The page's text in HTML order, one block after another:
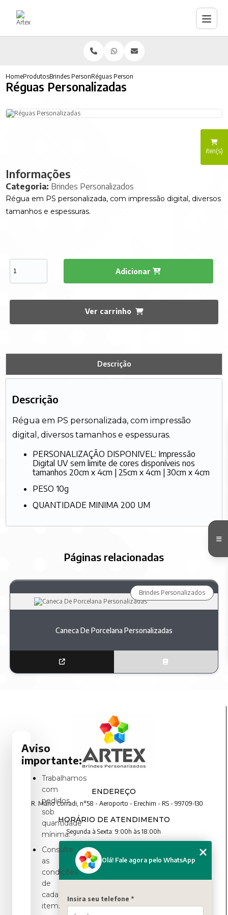
iten(s)
HomeProdutosBrindes PersonalizadosRéguas Personalizadas
Réguas Personalizadas
Informações
Categoria: Brindes Personalizados
Régua em PS personalizada, com impressão digital, diversos
tamanhos e espessuras.
Adicionar
Ver carrinho
Descrição
Descrição
Régua em PS personalizada, com impressão
digital, diversos tamanhos e espessuras.
PERSONALIZAÇÃO DISPONIVEL: Impressão
Digital UV sem limite de cores disponíveis nos
tamanhos 20cm x 4cm | 25cm x 4cm | 30cm x 4cm
PESO 10g
QUANTIDADE MINIMA 200 UM
Páginas relacionadas
Caneca De Porcelana Personalizadas
Brindes Personalizados
ENDEREÇO
R. Mário Corradi, n°58 - Aeroporto - Erechim - RS - 99709-130
HORÁRIO DE ATENDIMENTO
Segunda à Sexta: 9:00h às 18:00h
CONTATO
(54) 3321-4699
contato@artexbrindes.com.br
Olá! Fale agora pelo WhatsApp
Insira seu telefone *
Aviso
importante:
Trabalhamos
com
pedidos
sob
quantidade
mínima.
Consulte
as
condições
de
cada
item.